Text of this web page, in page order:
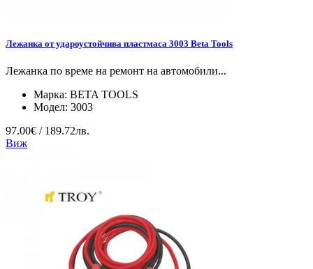
Лежанка от удароустойчива пластмаса 3003 Beta Tools
Лежанка по време на ремонт на автомобили...
Марка: BETA TOOLS
Модел: 3003
97.00€ / 189.72лв.
Виж